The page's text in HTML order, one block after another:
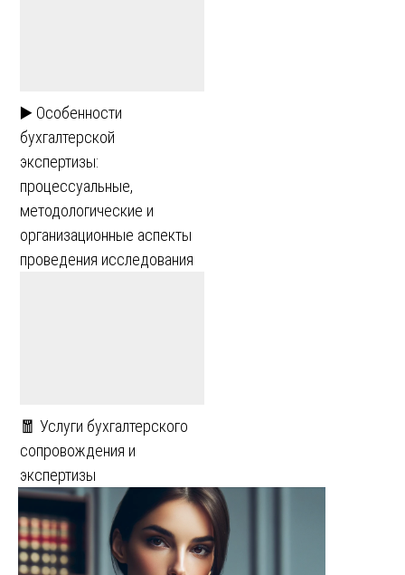
▶️ Особенности
бухгалтерской
экспертизы:
процессуальные,
методологические и
организационные аспекты
проведения исследования
🧧 Услуги бухгалтерского
сопровождения и
экспертизы